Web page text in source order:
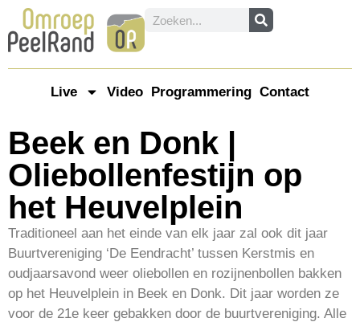
Live Video Programmering Contact
Beek en Donk |
Oliebollenfestijn op
het Heuvelplein
Traditioneel aan het einde van elk jaar zal ook dit jaar
Buurtvereniging ‘De Eendracht’ tussen Kerstmis en
oudjaarsavond weer oliebollen en rozijnenbollen bakken
op het Heuvelplein in Beek en Donk. Dit jaar worden ze
voor de 21e keer gebakken door de buurtvereniging. Alle